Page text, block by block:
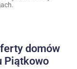
domów
Piątkowo